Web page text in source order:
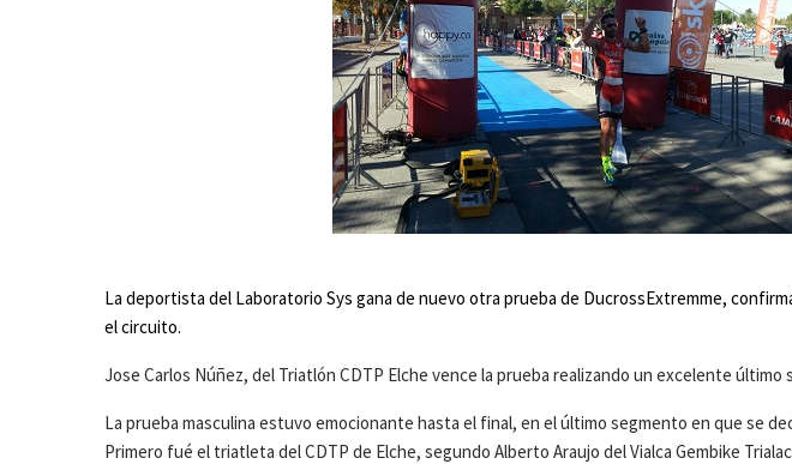
La deportista del Laboratorio Sys gana de nuevo otra prueba de DucrossExtremme,
el circuito.
Jose Carlos Núñez, del Triatlón CDTP Elche vence la prueba realizando un excelente último
La prueba masculina estuvo emocionante hasta el final, en el último segmento en que se
Primero fué el triatleta del CDTP de Elche, segundo Alberto Araujo del Vialca Gembike